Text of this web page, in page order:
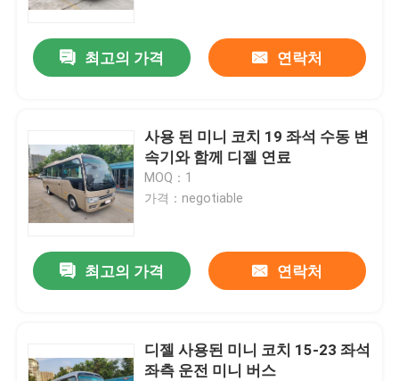
최고의 가격 연락처
사용 된 미니 코치 19 좌석 수동 변
속기와 함께 디젤 연료
MOQ：1
가격：negotiable
최고의 가격 연락처
디젤 사용된 미니 코치 15-23 좌석
좌측 운전 미니 버스